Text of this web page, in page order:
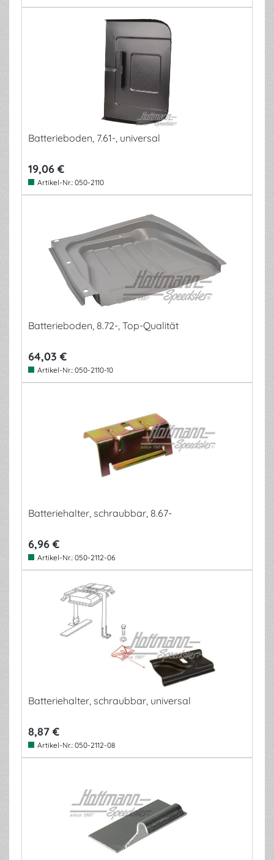
Batterieboden, 7.61-, universal
19,06 €
Artikel-Nr.: 050-2110
Batterieboden, 8.72-, Top-Qualität
64,03 €
Artikel-Nr.: 050-2110-10
Batteriehalter, schraubbar, 8.67-
6,96 €
Artikel-Nr.: 050-2112-06
Batteriehalter, schraubbar, universal
8,87 €
Artikel-Nr.: 050-2112-08